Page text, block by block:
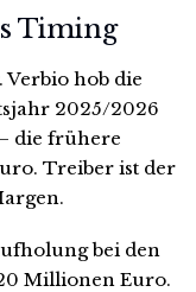
Timing
Verbio hob die
2025/2026
die frühere
Treiber ist der
bei den
Millionen Euro.